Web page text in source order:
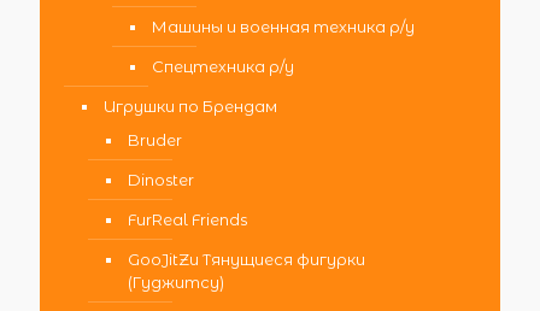
Машины и военная техника р/у
Спецтехника р/у
Игрушки по Брендам
Bruder
Dinoster
FurReal Friends
GooJitZu Тянущиеся фигурки
(Гуджитсу)